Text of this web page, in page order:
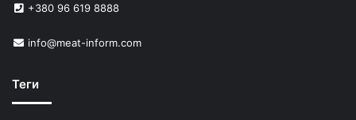
У
р
ї
+380 96 619 8888
info@meat-inform.com
Теги